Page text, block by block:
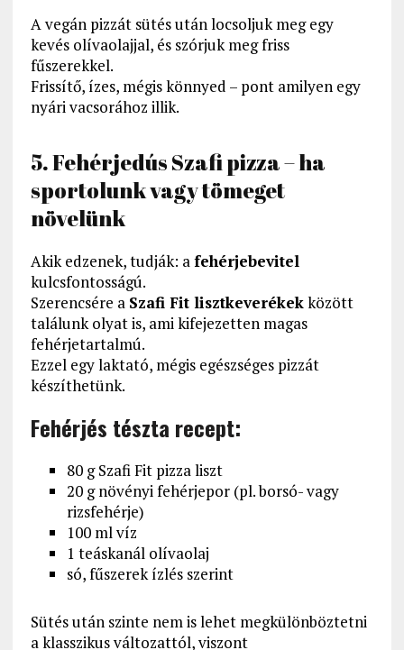
A vegán pizzát sütés után locsoljuk meg egy
kevés olívaolajjal, és szórjuk meg friss
fűszerekkel.
Frissítő, ízes, mégis könnyed – pont amilyen egy
nyári vacsorához illik.
5. Fehérjedús Szafi pizza – ha
sportolunk vagy tömeget
növelünk
Akik edzenek, tudják: afehérjebevitel
kulcsfontosságú.
Szerencsére a Szafi Fit lisztkeverékekközött
találunk olyat is, ami kifejezetten magas
fehérjetartalmú.
Ezzel egy laktató, mégis egészséges pizzát
készíthetünk.
Fehérjés tészta recept:
80 g Szafi Fit pizza liszt
20 g növényi fehérjepor (pl. borsó- vagy
rizsfehérje)
100 ml víz
1 teáskanál olívaolaj
só, fűszerek ízlés szerint
Sütés után szinte nem is lehet megkülönböztetni
a klasszikus változattól, viszont